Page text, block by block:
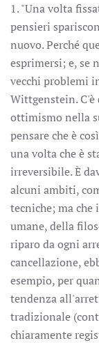
1. "Una volta
pensieri
nuovo. Perché
esprimersi; e, se
vecchi problemi
Wittgenstein. C'è
ottimismo nella
pensare che è
una volta che è
irreversibile. È
alcuni ambiti,
tecniche; ma che
umane, della
riparo da ogni
cancellazione,
esempio, per
tendenza
tradizionale
chiaramente